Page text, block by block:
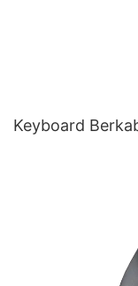
Keyboard